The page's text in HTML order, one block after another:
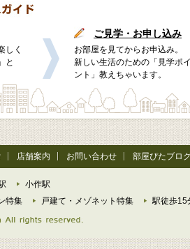
しく
と
ご見学・お申し込み
お部屋を見てからお申込み。
新しい生活のための「見学ポ
ント」教えちゃいます。
店舗案内 お問い合わせ 部屋ぴたブロ
小作駅
特集
戸建て・メゾネット特集 駅徒歩15